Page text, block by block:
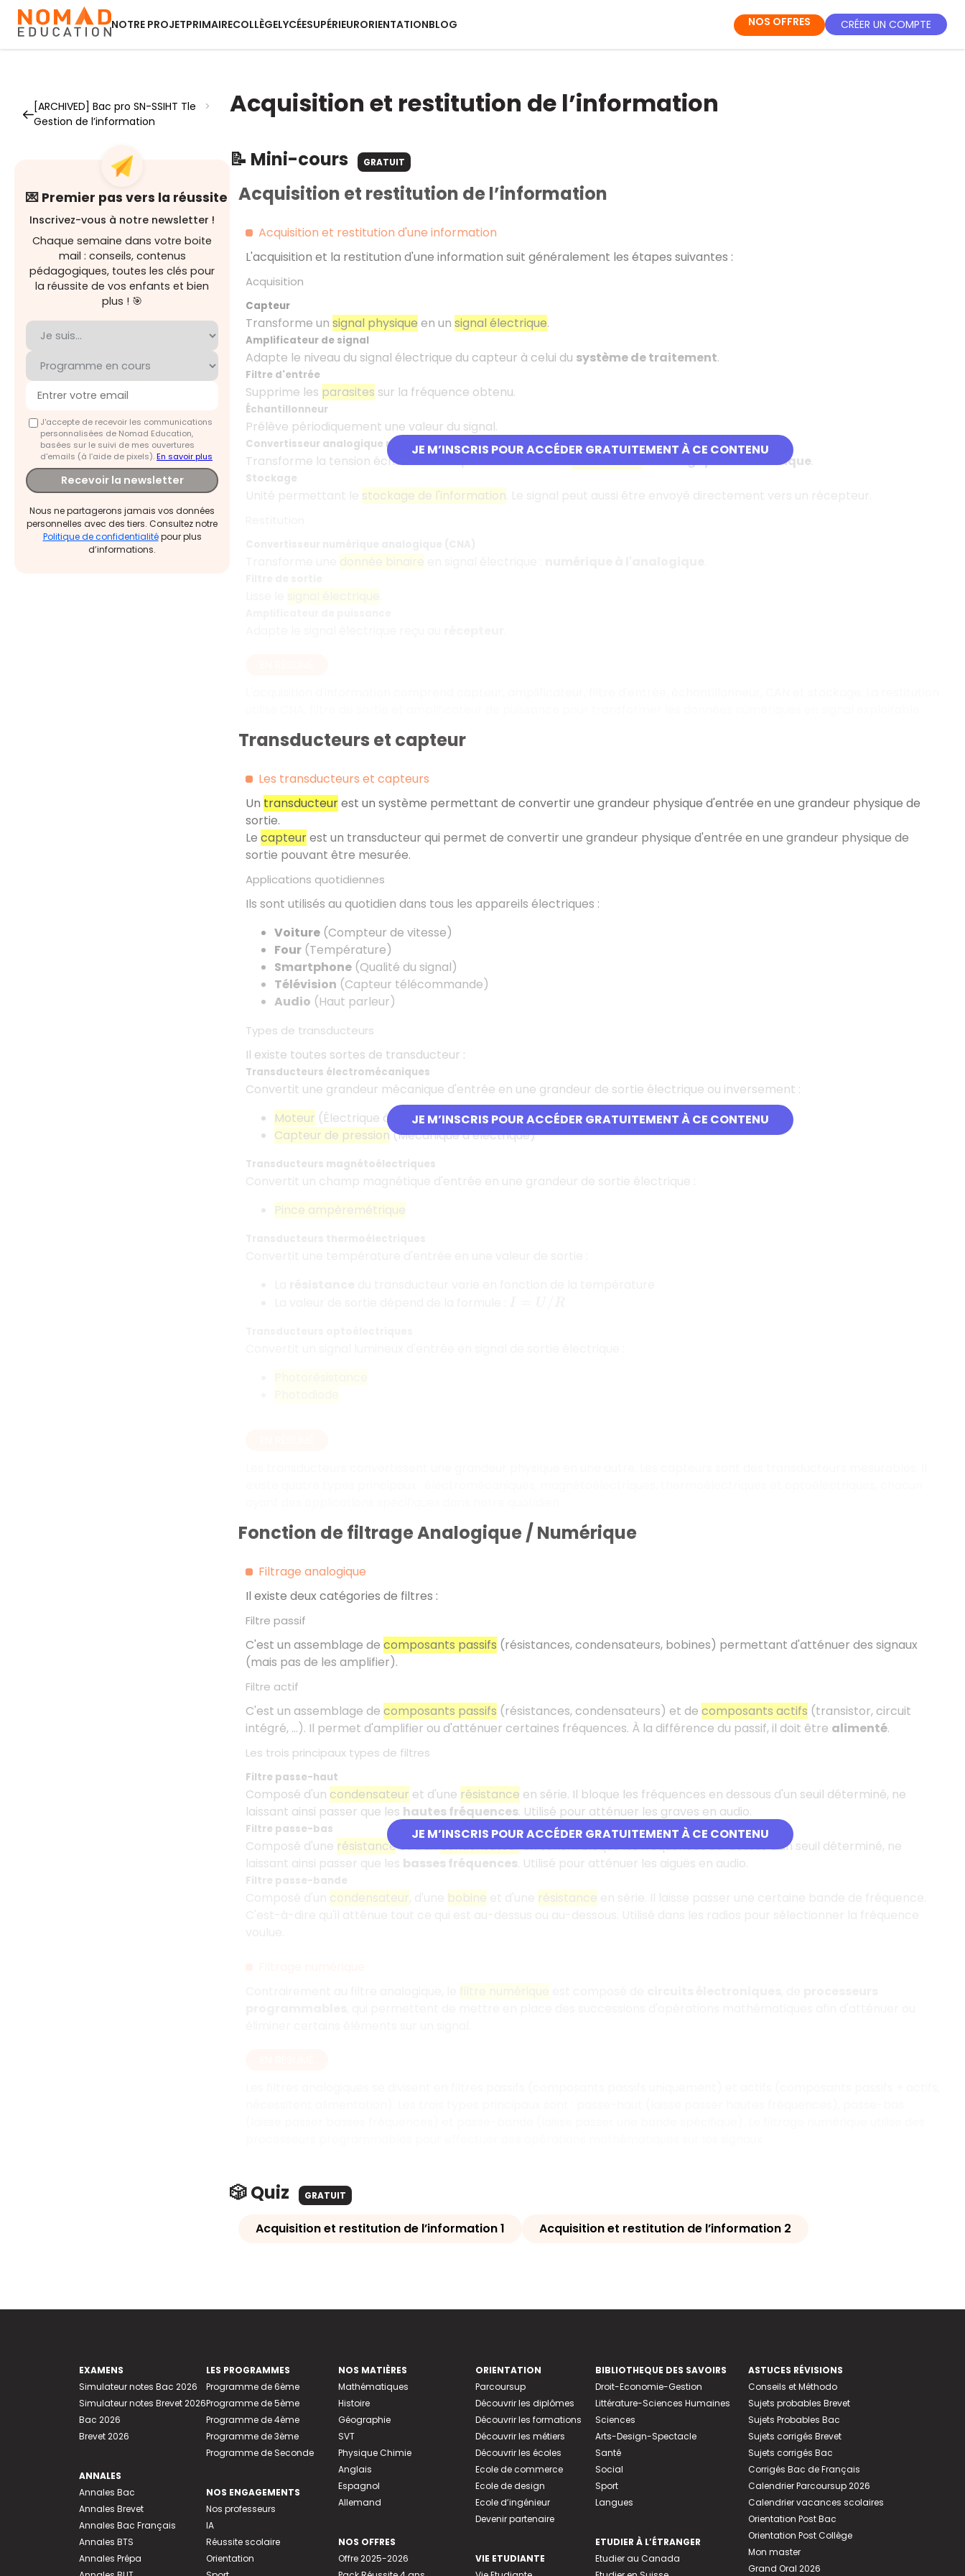
NOTRE PROJETPRIMAIRECOLLÈGELYCÉESUPÉRIEURORIENTATIONBLOG NOS OFFRES CRÉER UN COMPTE
[ARCHIVED] Bac pro SN-SSIHT Tle
>
Gestion de l’information
💌 Premier pas vers la réussite
Inscrivez-vous à notre newsletter !
Chaque semaine dans votre boite
mail : conseils, contenus
pédagogiques, toutes les clés pour
la réussite de vos enfants et bien
plus ! 🎯
J'accepte de recevoir les communications
personnalisées de Nomad Education,
basées sur le suivi de mes ouvertures
d'emails (à l’aide de pixels).En savoir plus
Recevoir la newsletter
Nous ne partagerons jamais vos données
personnelles avec des tiers. Consultez notre
Politique de confidentialitépour plus
d’informations.
Acquisition et restitution de l’information
📝 Mini-cours GRATUIT
JE M’INSCRIS POUR ACCÉDER GRATUITEMENT À CE CONTENU
Acquisition et restitution de l’information
Acquisition et restitution d'une information
L'acquisition et la restitution d'une information suit généralement les étapes suivantes :
Acquisition
Capteur
Transforme un signal physique en un signal électrique.
Amplificateur de signal
Adapte le niveau du signal électrique du capteur à celui du système de traitement.
Filtre d'entrée
Supprime les parasites sur la fréquence obtenu.
Échantillonneur
Prélève périodiquement une valeur du signal.
Convertisseur analogique numérique (CAN)
Transforme la tension échantillonnée précédemment encode binaire:analogique au numérique.
Stockage
Unité permettant le stockage de l'information . Le signal peut aussi être envoyé directement vers un récepteur.
JE M’INSCRIS POUR ACCÉDER GRATUITEMENT À CE CONTENU
Transducteurs et capteur
Les transducteurs et capteurs
Un transducteurest un système permettant de convertir une grandeur physique d'entrée en une grandeur physique de
sortie.
Le capteurest un transducteur qui permet de convertir une grandeur physique d'entrée en une grandeur physique de
sortie pouvant être mesurée.
Applications quotidiennes
Ils sont utilisés au quotidien dans tous les appareils électriques :
Voiture(Compteur de vitesse)
Four(Température)
Smartphone(Qualité du signal)
Télévision (Capteur télécommande)
Audio (Haut parleur)
Types de transducteurs
Il existe toutes sortes de transducteur :
Transducteurs électromécaniques
Convertit une grandeur mécanique d'entrée en une grandeur de sortie électrique ou inversement :
Moteur (Électrique à mécanique)
Capteur de pression(Mécanique à électrique)
Transducteurs magnétoélectriques
Convertit un champ magnétique d'entrée en une grandeur de sortie électrique :
Pince ampèremétrique
JE M’INSCRIS POUR ACCÉDER GRATUITEMENT À CE CONTENU
Fonction de filtrage Analogique / Numérique
Filtrage analogique
Il existe deux catégories de filtres :
Filtre passif
C'est un assemblage de composants passifs (résistances, condensateurs, bobines) permettant d'atténuer des signaux
(mais pas de les amplifier).
Filtre actif
C'est un assemblage de composants passifs (résistances, condensateurs) et de composants actifs (transistor, circuit
intégré, …). Il permet d'amplifier ou d'atténuer certaines fréquences. À la différence du passif, il doit être alimenté.
Les trois principaux types de filtres
Filtre passe-haut
Composé d'un condensateur et d'une résistance en série. Il bloque les fréquences en dessous d'un seuil déterminé, ne
laissant ainsi passer que les hautes fréquences. Utilisé pour atténuer les graves en audio.
Filtre passe-bas
Composé d'une résistanceet d'uncondensateuren série. Il bloque les fréquences au-dessus d'un seuil déterminé, ne
laissant ainsi passer que les basses fréquences. Utilisé pour atténuer les aiguës en audio.
Filtre passe-bande
condensateur bobine résistance
🎲 Quiz GRATUIT
Acquisition et restitution de l’information 1 Acquisition et restitution de l’information 2
EXAMENS
Simulateur notes Bac 2026
Simulateur notes Brevet 2026
Bac 2026
Brevet 2026
ANNALES
Annales Bac
Annales Brevet
Annales Bac Français
Annales BTS
Annales Prépa
LES PROGRAMMES
Programme de 6ème
Programme de 5ème
Programme de 4ème
Programme de 3ème
Programme de Seconde
NOS ENGAGEMENTS
Nos professeurs
IA
Réussite scolaire
Orientation
NOS MATIÈRES
Mathématiques
Histoire
Géographie
SVT
Physique Chimie
Anglais
Espagnol
Allemand
NOS OFFRES
Offre 2025-2026
ORIENTATION
Parcoursup
Découvrir les diplômes
Découvrir les formations
Découvrir les métiers
Découvrir les écoles
Ecole de commerce
Ecole de design
Ecole d’ingénieur
Devenir partenaire
VIE ETUDIANTE
BIBLIOTHEQUE DES SAVOIRS
Droit-Economie-Gestion
Littérature-Sciences Humaines
Sciences
Arts-Design-Spectacle
Santé
Social
Sport
Langues
ETUDIER À L’ÉTRANGER
Etudier au Canada
ASTUCES RÉVISIONS
Conseils et Méthodo
Sujets probables Brevet
Sujets Probables Bac
Sujets corrigés Brevet
Sujets corrigés Bac
Corrigés Bac de Français
Calendrier Parcoursup 2026
Calendrier vacances scolaires
Orientation Post Bac
Orientation Post Collège
Mon master
Grand Oral 2026